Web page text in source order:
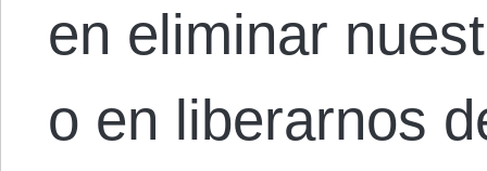
en eliminar
o en liberarnos